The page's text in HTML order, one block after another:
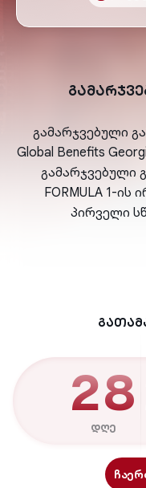
გამარჯვებული
Global Benefits
გამარჯვებული
FORMULA 1-
პირველი
28
ᲓᲦᲔ